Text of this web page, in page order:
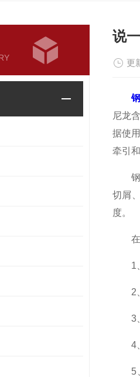
说
更
尼龙
据使
牵引
钢板
切屑
度。
在机
1、
2、
3、
4、
5、